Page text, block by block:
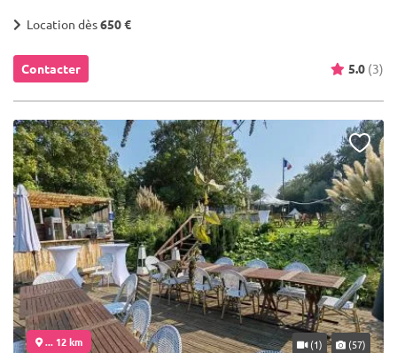
Location dès650 €
Contacter 5.0 (3)
... 12 km (1) (57)